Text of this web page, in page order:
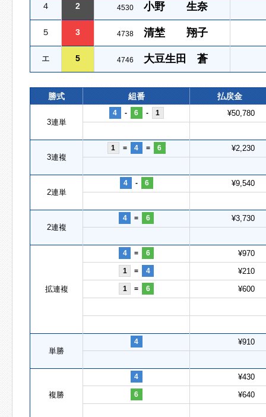
４ 2 4530 小野 生奈
５ 3 4738 清埜 翔子
エ 5 4746 大豆生田 蒼
勝式 組番 払戻金
3連単
4 - 6 - 1 ¥50,780
3連複
1 = 4 = 6 ¥2,230
2連単
4 - 6 ¥9,540
2連複
4 = 6 ¥3,730
拡連複
4 = 6 ¥970
1 = 4 ¥210
1 = 6 ¥600
単勝
4 ¥910
複勝
4 ¥430
6 ¥640